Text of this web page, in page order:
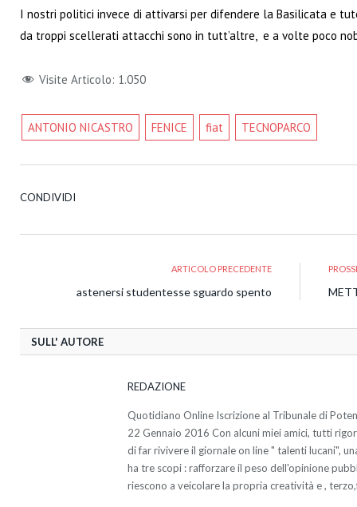
I nostri politici invece di attivarsi per difendere la Basilicata e
da troppi scellerati attacchi sono in tutt’altre, e a volte poco
Visite Articolo: 1.050
ANTONIO NICASTRO FENICE fiat TECNOPARCO
CONDIVIDI
ARTICOLO PRECEDENTE
astenersi studentesse sguardo spento
SULL' AUTORE
REDAZIONE
Quotidiano Online Iscrizione al Tribunale di
22 Gennaio 2016 Con alcuni miei amici, tutti
di far rivivere il giornale on line " talenti lucani",
ha tre scopi : rafforzare il peso dell'opinione
riescono a veicolare la propria creatività e ,